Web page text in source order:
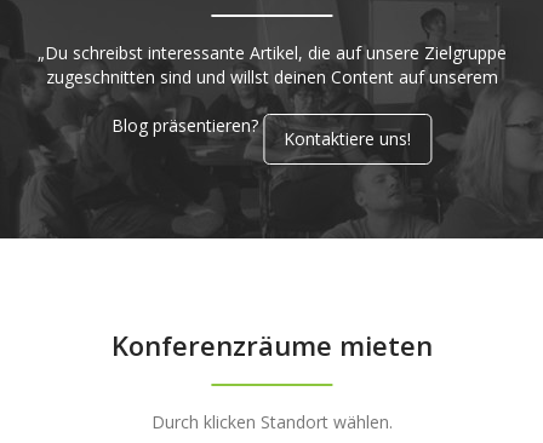
„Du schreibst interessante Artikel, die auf unsere Zielgruppe
zugeschnitten sind und willst deinen Content auf unserem
Blog präsentieren?
Kontaktiere uns!
Konferenzräume mieten
Durch klicken Standort wählen.